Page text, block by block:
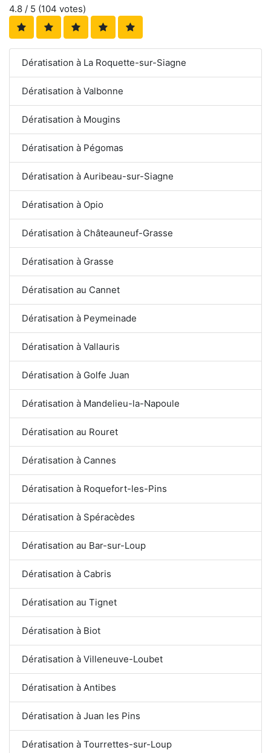
4.8 / 5 (104 votes)
Dératisation à La Roquette-sur-Siagne
Dératisation à Valbonne
Dératisation à Mougins
Dératisation à Pégomas
Dératisation à Auribeau-sur-Siagne
Dératisation à Opio
Dératisation à Châteauneuf-Grasse
Dératisation à Grasse
Dératisation au Cannet
Dératisation à Peymeinade
Dératisation à Vallauris
Dératisation à Golfe Juan
Dératisation à Mandelieu-la-Napoule
Dératisation au Rouret
Dératisation à Cannes
Dératisation à Roquefort-les-Pins
Dératisation à Spéracèdes
Dératisation au Bar-sur-Loup
Dératisation à Cabris
Dératisation au Tignet
Dératisation à Biot
Dératisation à Villeneuve-Loubet
Dératisation à Antibes
Dératisation à Juan les Pins
Dératisation à Tourrettes-sur-Loup